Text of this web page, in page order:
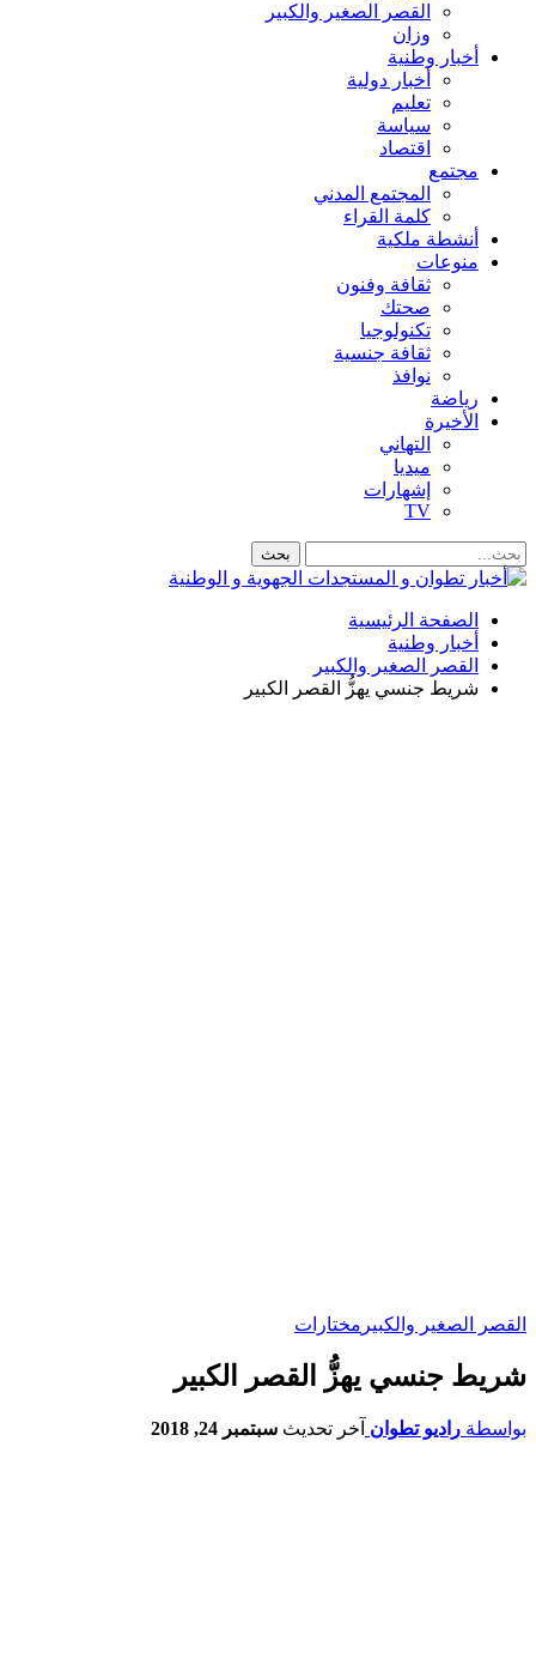
القصر الصغير والكبير
وزان
أخبار وطنية
أخبار دولية
تعليم
سياسة
اقتصاد
مجتمع
المجتمع المدني
كلمة القراء
أنشطة ملكية
منوعات
ثقافة وفنون
صحتك
تكنولوجيا
ثقافة جنسية
نوافذ
رياضة
الأخيرة
التهاني
ميديا
إشهارات
TV
الصفحة الرئيسية
أخبار وطنية
القصر الصغير والكبير
شريط جنسي يهزُّ القصر الكبير
القصر الصغير والكبير مختارات
شريط جنسي يهزُّ القصر الكبير
بواسطة راديو تطوان آخر تحديث سبتمبر 24, 2018